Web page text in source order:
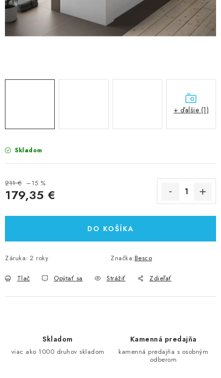
Doprava a Platby
Obchodné podmienky
Reklamačný poriadok
Blog
Ochrana osobných údajov GDPR
Kontakty
Predajňa Nitra
Skladom
211 € –15 %
179,35 €
DO KOŠÍKA
Záruka: 2 roky Značka:Besco
Tlač Opýtať sa Strážiť Zdieľať
+ ďalšie (1)
Skladom
viac ako 1000 druhov skladom
Kamenná predajňa
kamenná predajňa s osobným
odberom